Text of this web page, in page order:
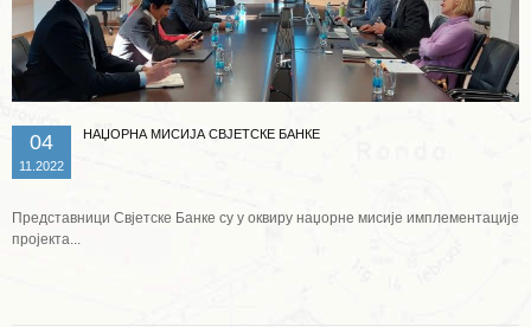
04
11.2022
НАЏОРНА МИСИЈА СВЈЕТСКЕ БАНКЕ
Представници Свјетске Банке су у оквиру наџорне мисије имплементације
пројекта...